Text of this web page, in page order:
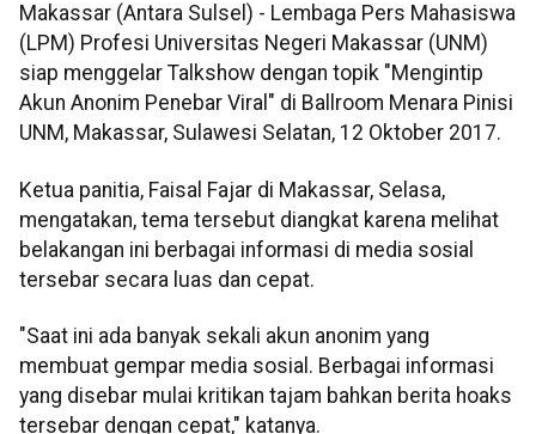
Makassar (Antara Sulsel) - Lembaga Pers Mahasiswa
(LPM) Profesi Universitas Negeri Makassar (UNM)
siap menggelar Talkshow dengan topik "Mengintip
Akun Anonim Penebar Viral" di Ballroom Menara Pinisi
UNM, Makassar, Sulawesi Selatan, 12 Oktober 2017.
Ketua panitia, Faisal Fajar di Makassar, Selasa,
mengatakan, tema tersebut diangkat karena melihat
belakangan ini berbagai informasi di media sosial
tersebar secara luas dan cepat.
"Saat ini ada banyak sekali akun anonim yang
membuat gempar media sosial. Berbagai informasi
yang disebar mulai kritikan tajam bahkan berita hoaks
tersebar dengan cepat," katanya.